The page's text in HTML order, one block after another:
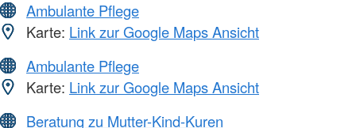
Ambulante Pflege
Karte: Link zur Google Maps Ansicht
Ambulante Pflege
Karte: Link zur Google Maps Ansicht
Beratung zu Mutter-Kind-Kuren